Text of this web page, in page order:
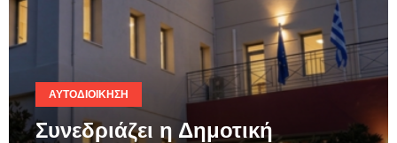
ΑΥΤΟΔΙΟΊΚΗΣΗ
Συνεδριάζει η Δημοτική